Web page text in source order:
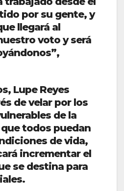
por su gente, y
llegará al
voto y será
Lupe Reyes
de velar por los
de la
todos puedan
de vida,
incrementar el
se destina para